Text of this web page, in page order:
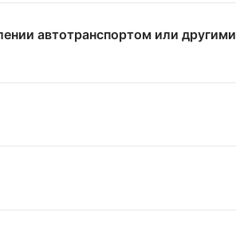
автотранспортом или другими